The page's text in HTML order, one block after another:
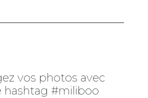
vos photos avec
hashtag #miliboo